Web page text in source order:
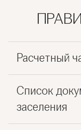
Расчетный
Список
заселения